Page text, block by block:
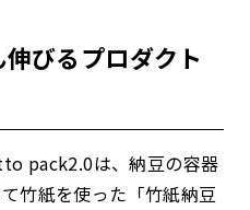
びるプロダクト
pack2.0は、納豆の容器
竹紙を使った「竹紙納豆